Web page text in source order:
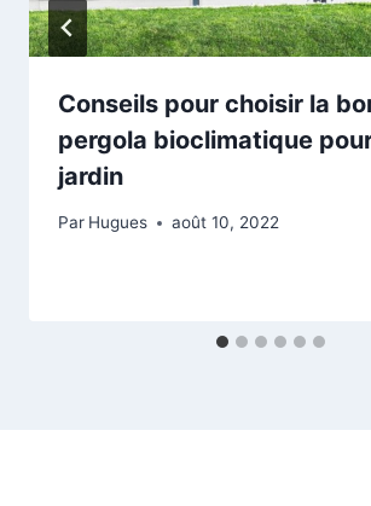
Conseils pour choisir la
pergola bioclimatique
jardin
Par Hugues août 10, 2022